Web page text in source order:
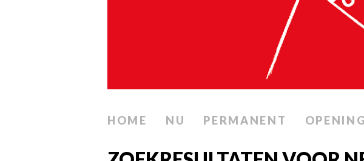
HOME NU PERMANENT